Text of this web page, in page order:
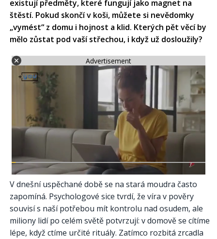
existují předměty, které fungují jako magnet na
štěstí. Pokud skončí v koši, můžete si nevědomky
„vymést“ z domu i hojnost a klid. Kterých pět věcí by
mělo zůstat pod vaší střechou, i když už dosloužily?
Advertisement
V dnešní uspěchané době se na stará moudra často
zapomíná. Psychologové sice tvrdí, že víra v pověry
souvisí s naší potřebou mít kontrolu nad osudem, ale
miliony lidí po celém světě potvrzují: v domově se cítíme
lépe, když ctíme určité rituály. Zatímco rozbitá zrcadla